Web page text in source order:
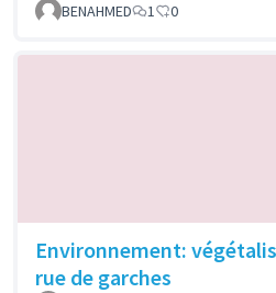
BENAHMED 1 0
Environnement:
rue de garches